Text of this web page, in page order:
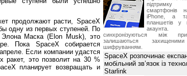
продолжают расти, SpaceX
одну из первых ступеней. По
Элона Маска (Elon Musk), это
Пока SpaceX собирается
Если компании удастся
ракет, это позволит на 30 %
планирует возвращать и
підтримку
смартфонів
iPhone, а
планшетів у
акаунта.
синхронізуються між
залишаються захищеними
шифруванням.
SpaceX розпочинає
мобільний зв’язок із
Starlink